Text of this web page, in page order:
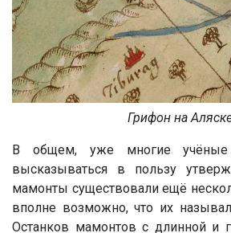
Грифон на
В общем, уже многие учёные
высказываться в пользу
мамонты существовали ещё
вполне возможно, что их
Останков мамонтов с длинной и